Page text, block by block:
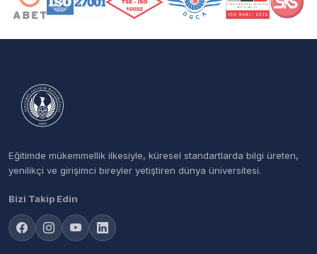
Eğitimde mükemmellik ilkesiyle, küresel standartlarda bilgi üreten,
yenilikçi ve girişimci bireyler yetiştiren dünya üniversitesi.
Bizi Takip Edin